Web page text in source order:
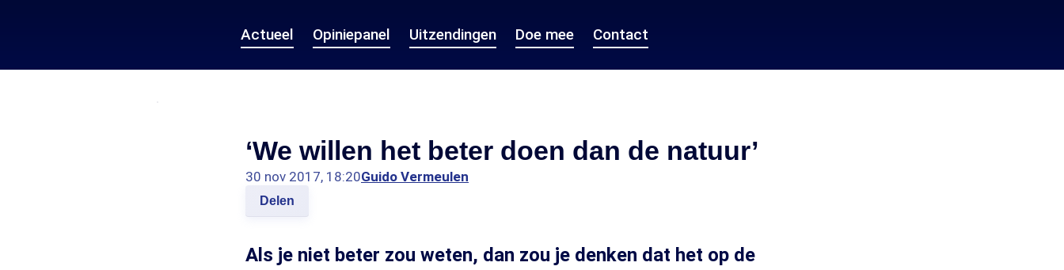
Actueel Opiniepanel Uitzendingen Doe mee Contact
‘We willen het beter doen dan de natuur’
30 nov 2017, 18:20Guido Vermeulen
Delen
Als je niet beter zou weten, dan zou je denken dat het op de